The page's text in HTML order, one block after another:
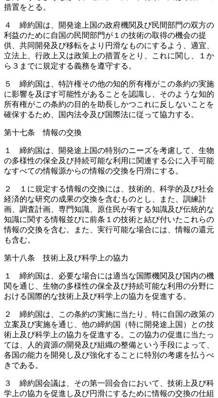
措置をとる。
４ 締約国は、開発途上国の政府機関及び民間部門の双方の
利益のために自国の民間部門が１の技術の取得の機会の提
供、共同開発及び移転をより円滑なものにするよう、適宜、
立法上、行政上又は政策上の措置をとり、これに関し、１か
ら３までに規定する義務を遵守する。
５ 締約国は、特許権その他の知的所有権がこの条約の実施
に影響を及ぼす可能性があることを認識し、そのような知的
所有権がこの条約の目的を助長しかつこれに反しないことを
確保するため、国内法令及び国際法に従って協力する。
第十七条 情報の交換
１ 締約国は、開発途上国の特別のニーズを考慮して、生物
の多様性の保全及び持続可能な利用に関連する公に入手可能
なすべての情報源からの情報の交換を円滑にする。
２ １に規定する情報の交換には、技術的、科学的及び社会
経済的な研究の成果の交換を含むものとし、また、訓練計
画、調査計画、専門知識、原住民が有する知識及び伝統的な
知識に関する情報並びに前条１の技術と結び付いたこれらの
情報の交換を含む。また、実行可能な場合には、情報の還元
も含む。
第十八条 技術上及び科学上の協力
１ 締約国は、必要な場合には適当な国際機関及び国内の機
関を通じ、生物の多様性の保全及び持続可能な利用の分野に
おける国際的な技術上及び科学上の協力を促進する。
２ 締約国は、この条約の実施に当たり、特に自国の政策の
立案及び実施を通じ、他の締約国（特に開発途上国）との技
術上及び科学上の協力を促進する。この協力の促進に当たっ
ては、人的資源の開発及び組織の整備という手段によって、
各国の能力を開発し及び強化することに特別の考慮を払うべ
きである。
３ 締約国会議は、その第一回会合において、技術上及び科
学上の協力を促進し及び円滑にするために情報の交換の仕組